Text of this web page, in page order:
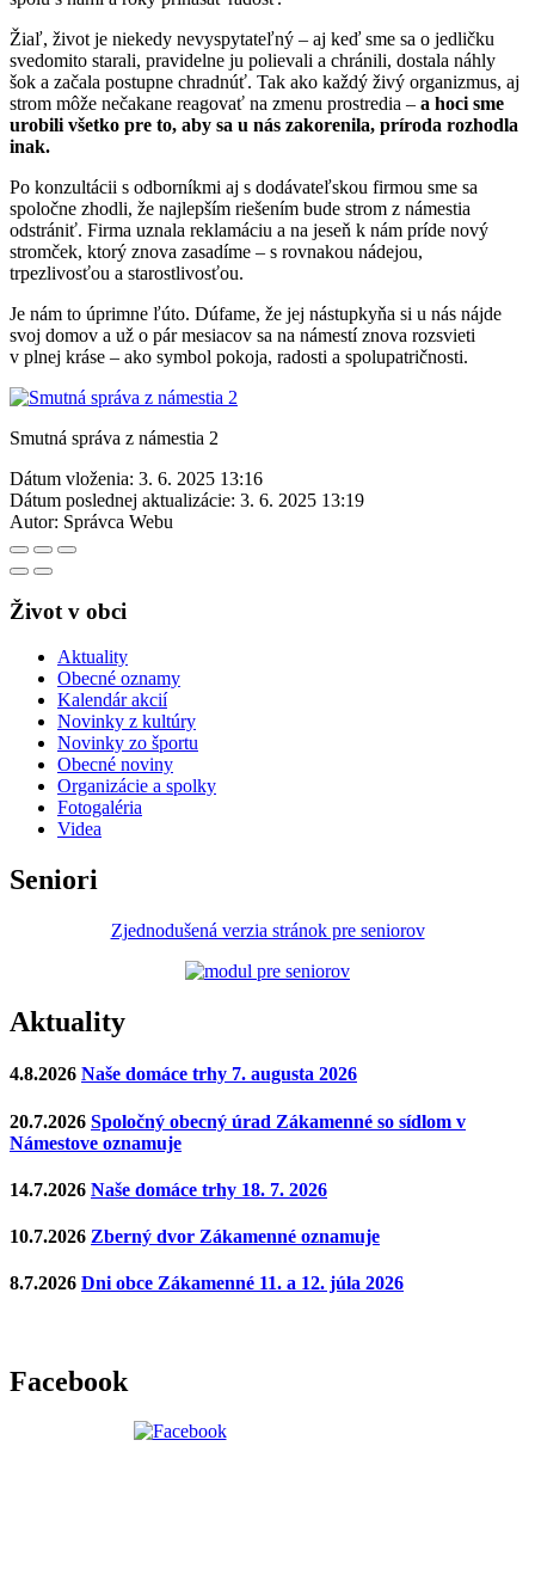
Žiaľ, život je niekedy nevyspytateľný – aj keď sme sa o jedličku
svedomito starali, pravidelne ju polievali a chránili, dostala náhly
šok a začala postupne chradnúť. Tak ako každý živý organizmus, aj
strom môže nečakane reagovať na zmenu prostredia – a hoci sme
urobili všetko pre to, aby sa u nás zakorenila, príroda rozhodla
inak.
Po konzultácii s odborníkmi aj s dodávateľskou firmou sme sa
spoločne zhodli, že najlepším riešením bude strom z námestia
odstrániť. Firma uznala reklamáciu a na jeseň k nám príde nový
stromček, ktorý znova zasadíme – s rovnakou nádejou,
trpezlivosťou a starostlivosťou.
Je nám to úprimne ľúto. Dúfame, že jej nástupkyňa si u nás nájde
svoj domov a už o pár mesiacov sa na námestí znova rozsvieti
v plnej kráse – ako symbol pokoja, radosti a spolupatričnosti.
Smutná správa z námestia 2
Dátum vloženia: 3. 6. 2025 13:16
Dátum poslednej aktualizácie: 3. 6. 2025 13:19
Autor: Správca Webu
Život v obci
Aktuality
Obecné oznamy
Kalendár akcií
Novinky z kultúry
Novinky zo športu
Obecné noviny
Organizácie a spolky
Fotogaléria
Videa
Seniori
Zjednodušená verzia stránok pre seniorov
Aktuality
4.8.2026 Naše domáce trhy 7. augusta 2026
20.7.2026 Spoločný obecný úrad Zákamenné so sídlom v
Námestove oznamuje
14.7.2026 Naše domáce trhy 18. 7. 2026
10.7.2026 Zberný dvor Zákamenné oznamuje
8.7.2026 Dni obce Zákamenné 11. a 12. júla 2026
Facebook